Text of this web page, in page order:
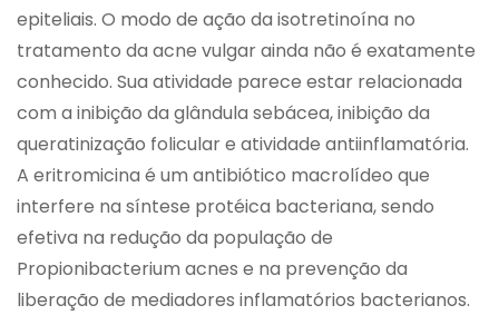
epiteliais. O modo de ação da isotretinoína no
tratamento da acne vulgar ainda não é exatamente
conhecido. Sua atividade parece estar relacionada
com a inibição da glândula sebácea, inibição da
queratinização folicular e atividade antiinflamatória.
A eritromicina é um antibiótico macrolídeo que
interfere na síntese protéica bacteriana, sendo
efetiva na redução da população de
Propionibacterium acnes e na prevenção da
liberação de mediadores inflamatórios bacterianos.